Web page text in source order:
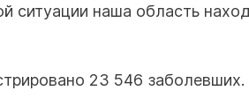
ситуации наша область
23 546 заболевших.